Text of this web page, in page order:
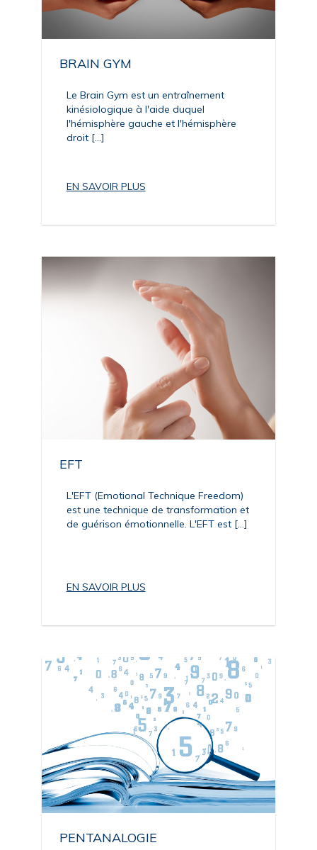
BRAIN GYM
Le Brain Gym est un entraînement
kinésiologique à l'aide duquel
l'hémisphère gauche et l'hémisphère
droit [...]
EFT
L'EFT (Emotional Technique Freedom)
est une technique de transformation et
de guérison émotionnelle. L'EFT est [...]
PENTANALOGIE